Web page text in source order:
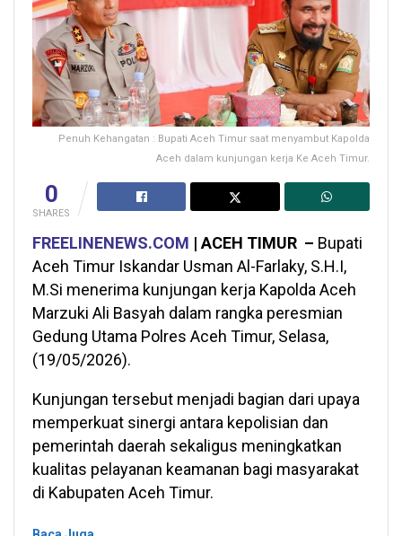
Penuh Kehangatan : Bupati Aceh Timur saat menyambut Kapolda
Aceh dalam kunjungan kerja Ke Aceh Timur.
0
SHARES
FREELINENEWS.COM | ACEH TIMUR – Bupati
Aceh Timur Iskandar Usman Al-Farlaky, S.H.I,
M.Si menerima kunjungan kerja Kapolda Aceh
Marzuki Ali Basyah dalam rangka peresmian
Gedung Utama Polres Aceh Timur, Selasa,
(19/05/2026).
Kunjungan tersebut menjadi bagian dari upaya
memperkuat sinergi antara kepolisian dan
pemerintah daerah sekaligus meningkatkan
kualitas pelayanan keamanan bagi masyarakat
di Kabupaten Aceh Timur.